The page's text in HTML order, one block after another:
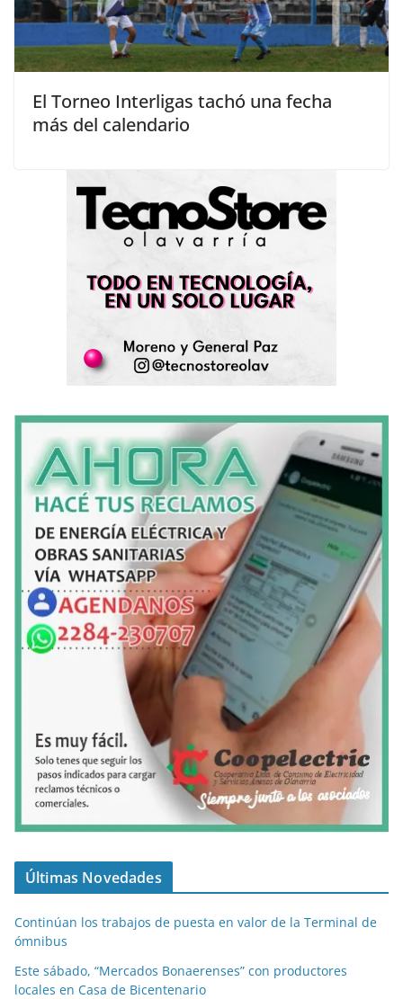
El Torneo Interligas tachó una fecha
más del calendario
Últimas Novedades
Continúan los trabajos de puesta en valor de la Terminal de
ómnibus
Este sábado, “Mercados Bonaerenses” con productores
locales en Casa de Bicentenario